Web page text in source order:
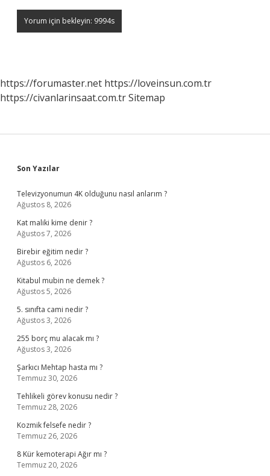
https://forumaster.net https://loveinsun.com.tr
https://civanlarinsaat.com.trSitemap
Sidebar
Son Yazılar
Televizyonumun 4K olduğunu nasıl anlarım ?
Ağustos 8, 2026
Kat maliki kime denir ?
Ağustos 7, 2026
Birebir eğitim nedir ?
Ağustos 6, 2026
Kitabul mubin ne demek ?
Ağustos 5, 2026
5. sınıfta cami nedir ?
Ağustos 3, 2026
255 borç mu alacak mı ?
Ağustos 3, 2026
Şarkıcı Mehtap hasta mı ?
Temmuz 30, 2026
Tehlikeli görev konusu nedir ?
Temmuz 28, 2026
Kozmik felsefe nedir ?
Temmuz 26, 2026
8 Kür kemoterapi Ağır mı ?
Temmuz 20, 2026